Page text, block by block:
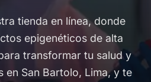
tienda en línea, donde
epigenéticos de alta
transformar tu salud y
en San Bartolo, Lima, y te